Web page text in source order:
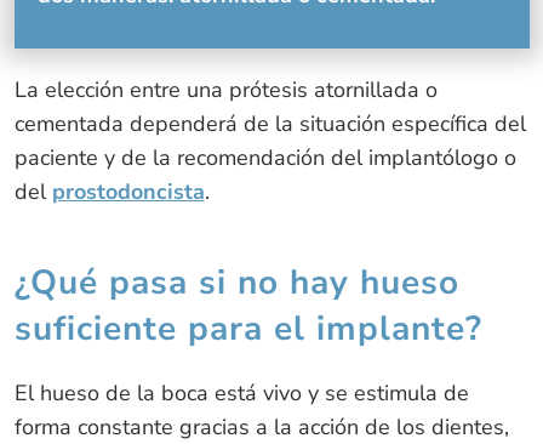
La elección entre una prótesis atornillada o
cementada dependerá de la situación específica del
paciente y de la recomendación del implantólogo o
del prostodoncista.
¿Qué pasa si no hay hueso
suficiente para el implante?
El hueso de la boca está vivo y se estimula de
forma constante gracias a la acción de los dientes,